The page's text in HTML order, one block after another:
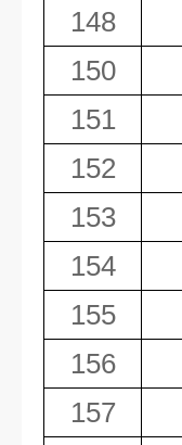
148
150
151
152
153
154
155
156
157